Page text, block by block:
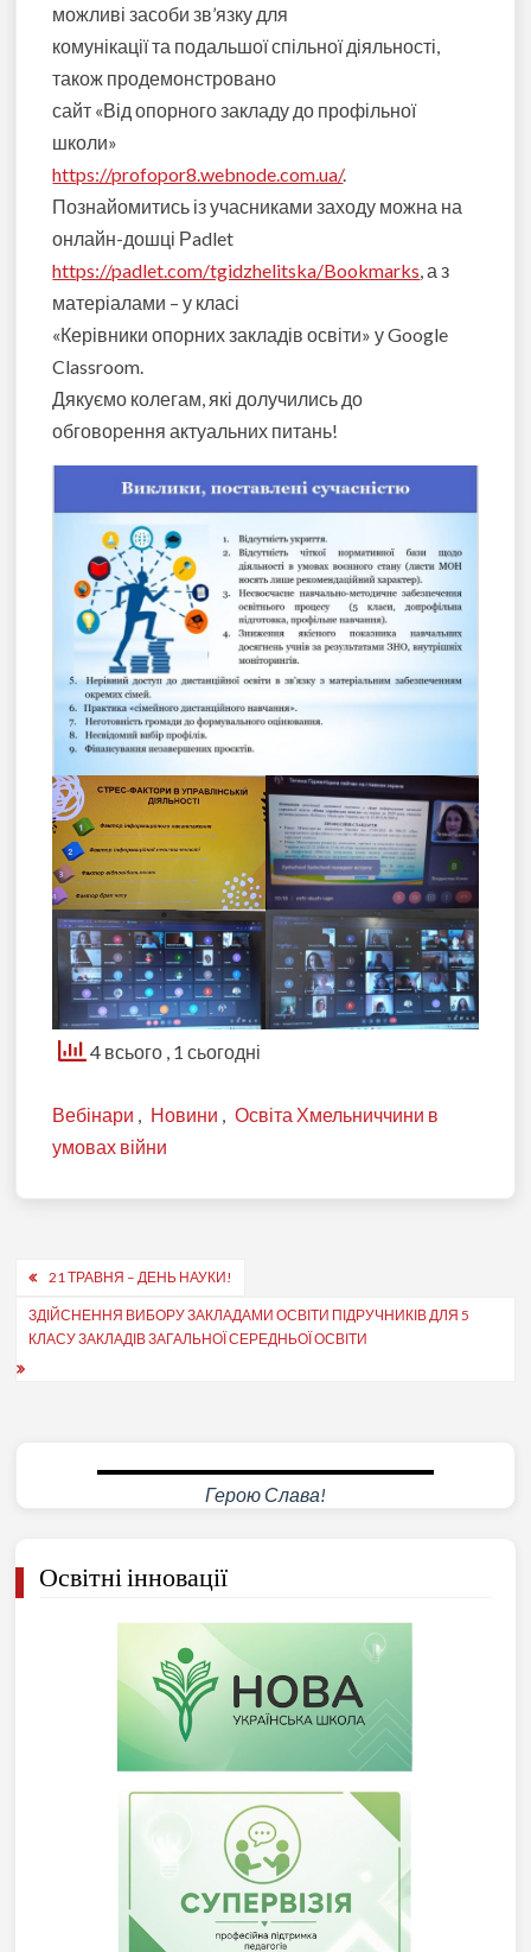
можливі засоби зв’язку для
комунікації та подальшої спільної діяльності,
також продемонстровано
сайт «Від опорного закладу до профільної
школи»
https://profopor8.webnode.com.ua/.
Познайомитись із учасниками заходу можна на
онлайн-дошці Рadlet
https://padlet.com/tgidzhelitska/Bookmarks , а з
матеріалами – у класі
«Керівники опорних закладів освіти» у Google
Classroom.
Дякуємо колегам, які долучились до
обговорення актуальних питань!
4 всього , 1 сьогодні
Вебінари Новини
Освіта Хмельниччини в
умовах війни
Навігація
записів
21 ТРАВНЯ – ДЕНЬ НАУКИ!
ЗДІЙСНЕННЯ ВИБОРУ ЗАКЛАДАМИ ОСВІТИ ПІДРУЧНИКІВ ДЛЯ 5
КЛАСУ ЗАКЛАДІВ ЗАГАЛЬНОЇ СЕРЕДНЬОЇ ОСВІТИ
Герою Слава!
Освітні інновації